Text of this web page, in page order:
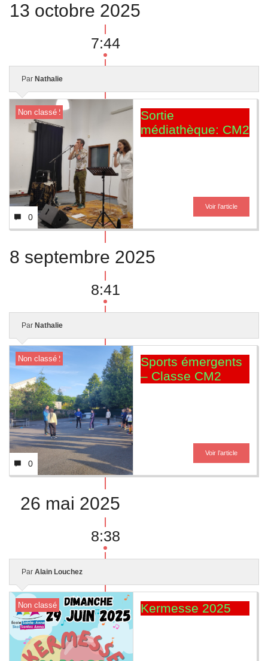
13 octobre 2025
7:44
Par Nathalie
Classe CM2
Non classé
0
Sortie
médiathèque: CM2
Voir l’article
8 septembre 2025
8:41
Par Nathalie
Classe CM2
Non classé
0
Sports émergents
– Classe CM2
Voir l’article
26 mai 2025
8:38
Par Alain Louchez
Non classé Kermesse 2025